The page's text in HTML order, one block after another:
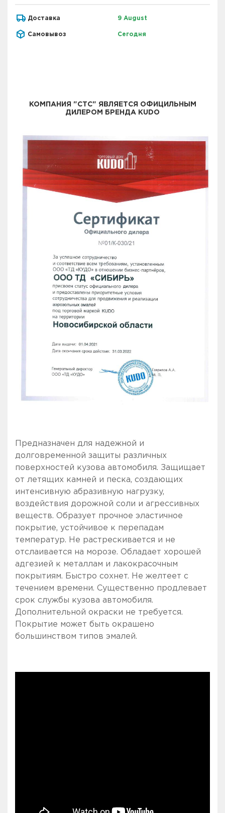
Доставка 9 August
Самовывоз Сегодня
КОМПАНИЯ "СТС" ЯВЛЯЕТСЯ ОФИЦИЛЬНЫМ
ДИЛЕРОМ БРЕНДА KUDO
Предназначен для надежной и
долговременной защиты различных
поверхностей кузова автомобиля. Защищает
от летящих камней и песка, создающих
интенсивную абразивную нагрузку,
воздействия дорожной соли и агрессивных
веществ. Образует прочное эластичное
покрытие, устойчивое к перепадам
температур. Не растрескивается и не
отслаивается на морозе. Обладает хорошей
адгезией к металлам и лакокрасочным
покрытиям. Быстро сохнет. Не желтеет с
течением времени. Существенно продлевает
срок службы кузова автомобиля.
Дополнительной окраски не требуется.
Покрытие может быть окрашено
большинством типов эмалей.